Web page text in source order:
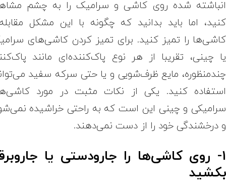
انباشته شده روی کاشی و سرامیک را به چشم
کنید، اما باید بدانید که چگونه با این مشکل
کاشی‌ها را تمیز کنید. برای تمیز کردن کاشی‌های
یا چینی، تقریبا از هر نوع پاک‌کننده‌ای مانند
چندمنظوره، مایع ظرف‌شویی و یا حتی سرکه سفید
استفاده کنید. یکی از نکات مثبت در مورد
سرامیکی و چینی این است که به راحتی خراشیده
و درخشندگی خود را از دست نمی‌دهند.
1- روی کاشی‌ها را جارودستی یا
بکشید